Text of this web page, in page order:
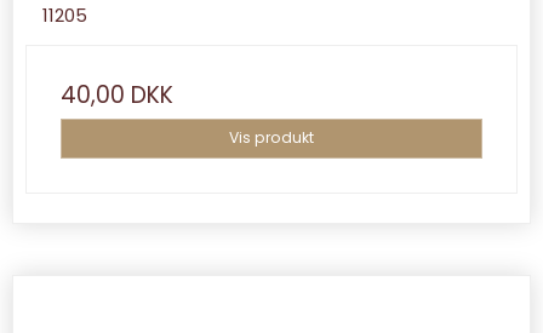
11205
40,00 DKK
Vis produkt